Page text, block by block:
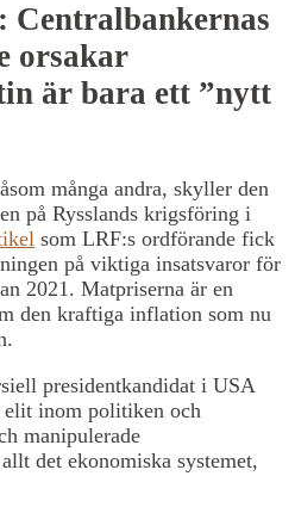
Centralbankernas
orsakar
är bara ett ”nytt
många andra, skyller den
på Rysslands krigsföring i
som LRF:s ordförande fick
på viktiga insatsvaror för
2021. Matpriserna är en
den kraftiga inflation som nu
presidentkandidat i USA
elit inom politiken och
manipulerade
det ekonomiska systemet,